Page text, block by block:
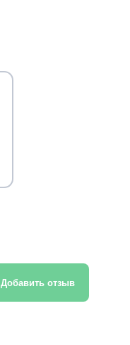
Добавить отзыв